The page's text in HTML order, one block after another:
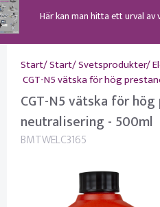
Klicka här för att se alla
Här kan man hitta ett urval
Nyhet! Lägesställare,
Nyhet! Tig-svets
Nyhet! Tig-svets
Nyhet! Nya
Nyhet! MinarcMig 190 Auto
Start/Start/Svetsprodukter/
CGT-N5 vätska för hög
CGT-N5 vätska för
neutralisering - 500ml
BMTWELC3165